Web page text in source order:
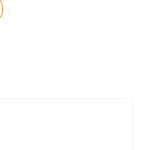
试题及答案解析